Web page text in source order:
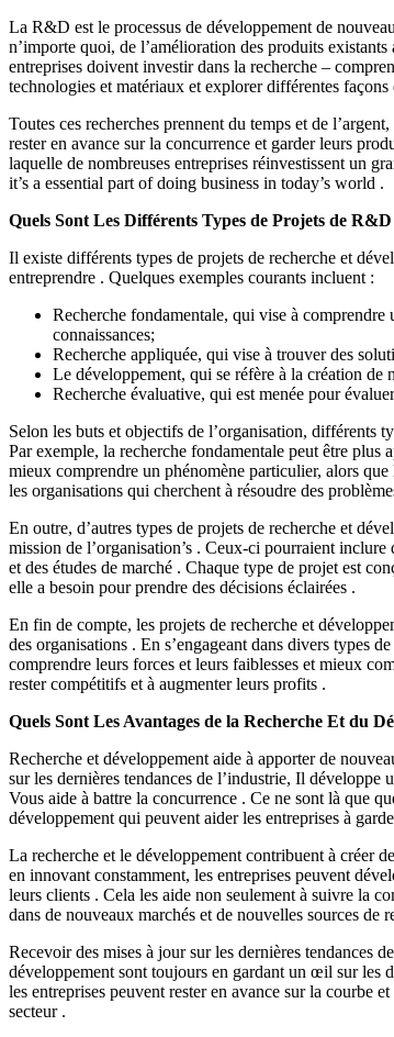
La R&D est le processus de développement de
n’importe quoi, de l’amélioration des produits
entreprises doivent investir dans la recherche –
technologies et matériaux et explorer différentes
Toutes ces recherches prennent du temps et de
rester en avance sur la concurrence et garder leurs
laquelle de nombreuses entreprises réinvestissent un
it’s a essential part of doing business in today’s world .
Quels Sont Les Différents Types de Projets de R&D
Il existe différents types de projets de recherche et
entreprendre . Quelques exemples courants incluent :
Recherche fondamentale, qui vise à
connaissances;
Recherche appliquée, qui vise à trouver des
Le développement, qui se réfère à la création de
Recherche évaluative, qui est menée pour
Selon les buts et objectifs de l’organisation, différents
Par exemple, la recherche fondamentale peut être plus
mieux comprendre un phénomène particulier, alors
les organisations qui cherchent à résoudre des
En outre, d’autres types de projets de recherche et
mission de l’organisation’s . Ceux-ci pourraient inclure
et des études de marché . Chaque type de projet est
elle a besoin pour prendre des décisions éclairées .
En fin de compte, les projets de recherche et
des organisations . En s’engageant dans divers types
comprendre leurs forces et leurs faiblesses et mieux
rester compétitifs et à augmenter leurs profits .
Quels Sont Les Avantages de la Recherche Et du
Recherche et développement aide à apporter de
sur les dernières tendances de l’industrie, Il développe
Vous aide à battre la concurrence . Ce ne sont là que
développement qui peuvent aider les entreprises à
La recherche et le développement contribuent à créer
en innovant constamment, les entreprises peuvent
leurs clients . Cela les aide non seulement à suivre la
dans de nouveaux marchés et de nouvelles sources de
Recevoir des mises à jour sur les dernières tendances
développement sont toujours en gardant un œil sur les
les entreprises peuvent rester en avance sur la courbe
secteur .